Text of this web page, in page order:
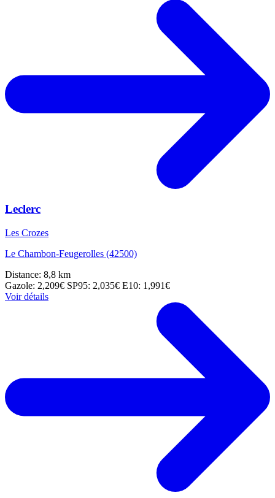
Leclerc
Les Crozes
Le Chambon-Feugerolles (42500)
Distance: 8,8 km
Gazole: 2,209€ SP95: 2,035€ E10: 1,991€
Voir détails